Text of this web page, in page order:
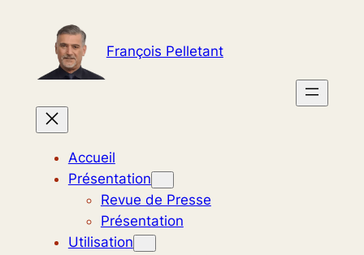
contenu
François Pelletant
Accueil
Présentation
Revue de Presse
Présentation
Utilisation